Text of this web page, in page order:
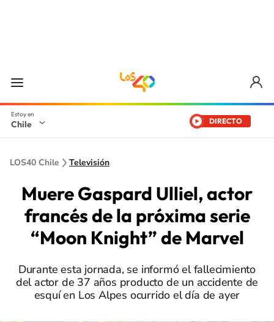
Chile DIRECTO
LOS40 Chile Televisión
Muere Gaspard Ulliel, actor
francés de la próxima serie
“Moon Knight” de Marvel
Durante esta jornada, se informó el fallecimiento
del actor de 37 años producto de un accidente de
esquí en Los Alpes ocurrido el día de ayer